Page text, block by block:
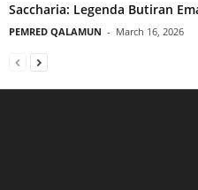
Saccharia: Legenda Butiran
PEMRED QALAMUN - March 16, 2026